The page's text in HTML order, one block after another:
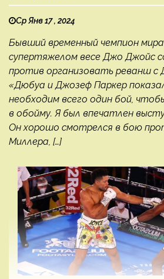
Ср Янв 17 , 2024
Бывший временный чемпион мира
супертяжелом весе Джо Джойс
против организовать реванш с
«Дюбуа и Джозеф Паркер
необходим всего один бой,
в обойму. Я был впечатлен
Он хорошо смотрелся в бою
Миллера, […]